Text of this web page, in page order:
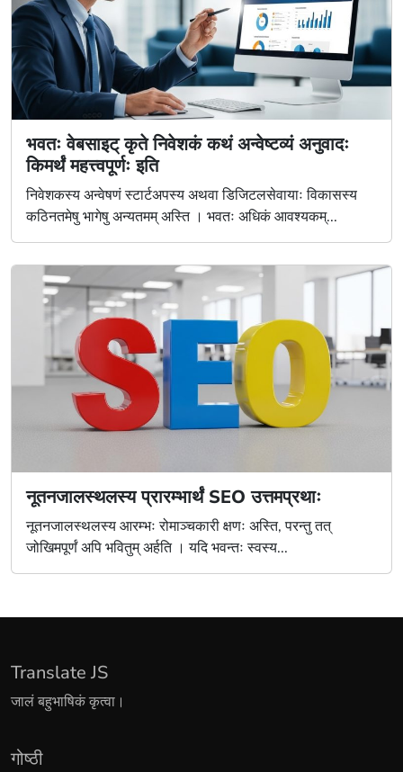
भवतः वेबसाइट् कृते निवेशकं कथं अन्वेष्टव्यं अनुवादः
किमर्थं महत्त्वपूर्णः इति
निवेशकस्य अन्वेषणं स्टार्टअपस्य अथवा डिजिटलसेवायाः विकासस्य
कठिनतमेषु भागेषु अन्यतमम् अस्ति । भवतः अधिकं आवश्यकम्...
नूतनजालस्थलस्य प्रारम्भार्थं SEO उत्तमप्रथाः
नूतनजालस्थलस्य आरम्भः रोमाञ्चकारी क्षणः अस्ति, परन्तु तत्
जोखिमपूर्णं अपि भवितुम् अर्हति । यदि भवन्तः स्वस्य...
Translate JS
जालं बहुभाषिकं कृत्वा।
गोष्ठी